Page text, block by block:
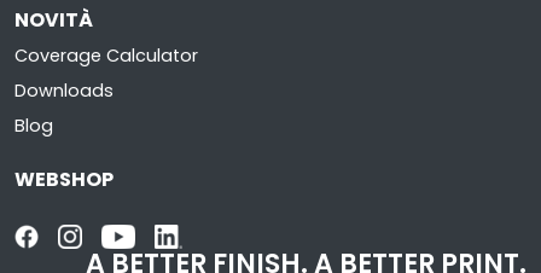
NOVITÀ
Coverage Calculator
Downloads
Blog
WEBSHOP
A BETTER FINISH.A BETTER PRINT.